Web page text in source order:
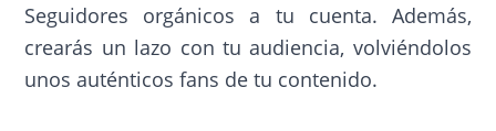
Seguidores orgánicos a tu cuenta. Además,
crearás un lazo con tu audiencia, volviéndolos
unos auténticos fans de tu contenido.